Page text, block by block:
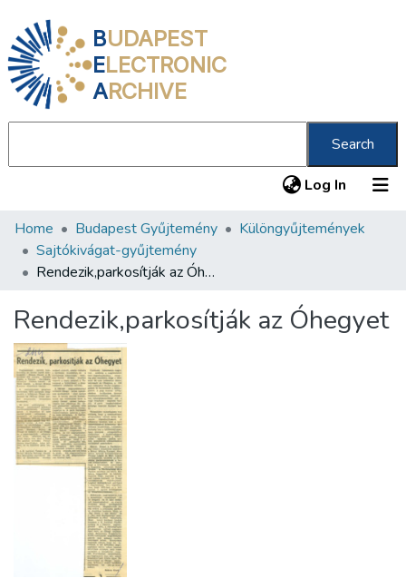
BUDAPEST
ELECTRONIC
ARCHIVE
Search
Log In (current)
Communities & Collections
All of DSpace
About us
Home Budapest Gyűjtemény
Különgyűjtemények
Sajtókivágat-gyűjtemény
Rendezik,parkosítják az Óhegyet
Rendezik,parkosítják az Óhegyet